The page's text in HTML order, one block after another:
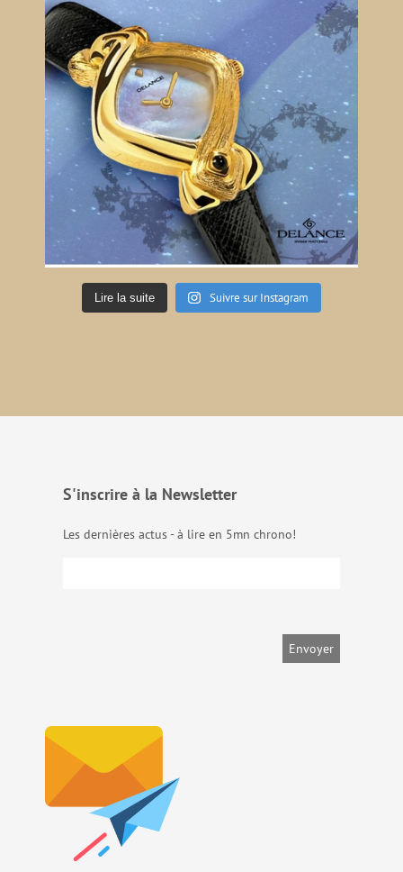
Lire la suite Suivre sur Instagram
S'inscrire à la Newsletter
Les dernières actus - à lire en 5mn chrono!